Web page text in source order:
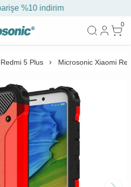
%10 indirim
0
Redmi 5 Plus Microsonic Xiaomi